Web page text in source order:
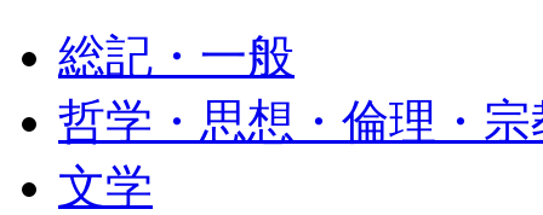
総記・一般
哲学・思想・倫理・宗
文学